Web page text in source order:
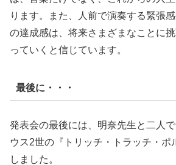
ります。また、人前で演奏する緊張
の達成感は、将来さまざまなことに
っていくと信じています。
最後に・・・
発表会の最後には、明奈先生と二人
ウス2世の『トリッチ・トラッチ・ポ
しました。